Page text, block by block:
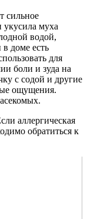
сильное
укусила муха
водой,
доме есть
для
боли и зуда на
с содой и другие
ощущения.
аллергическая
обратиться к